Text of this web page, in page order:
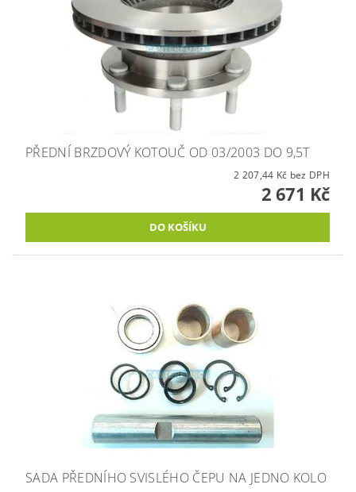
PŘEDNÍ BRZDOVÝ KOTOUČ OD 03/2003 DO 9,5T
2 207,44 Kč bez DPH
2 671 Kč
SADA PŘEDNÍHO SVISLÉHO ČEPU NA JEDNO KOLO